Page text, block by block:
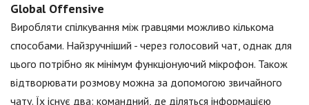
Global Offensive
Виробляти спілкування між гравцями можливо кількома
способами. Найзручніший - через голосовий чат, однак для
цього потрібно як мінімум функціонуючий мікрофон. Також
відтворювати розмову можна за допомогою звичайного
чату. Їх існує два: командний, де діляться інформацією